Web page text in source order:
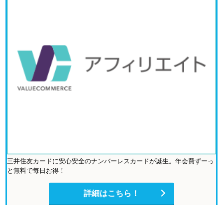
三井住友カードに安心安全のナンバーレスカードが誕生。年会費ずーっ
と無料で毎日お得！
詳細はこちら！